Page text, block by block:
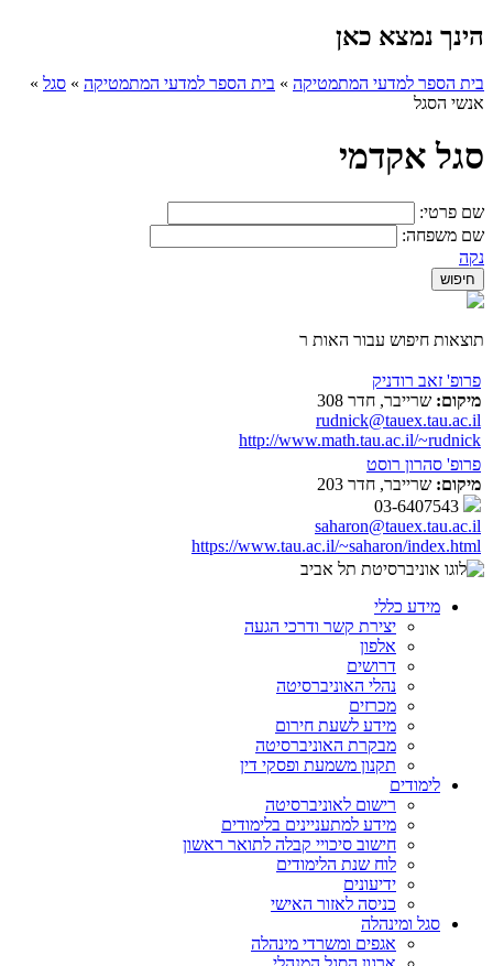
הינך נמצא כאן
בית הספר למדעי המתמטיקה » בית הספר למדעי המתמטיקה » סגל »
אנשי הסגל
סגל אקדמי
שם פרטי:
שם משפחה:
נקה
תוצאות חיפוש עבור האות ר
פרופ' זאב רודניק
מיקום: שרייבר, חדר 308
rudnick@tauex.tau.ac.il
http://www.math.tau.ac.il/~rudnick
פרופ' סהרון רוסט
מיקום: שרייבר, חדר 203
saharon@tauex.tau.ac.il
https://www.tau.ac.il/~saharon/index.html
מידע כללי
יצירת קשר ודרכי הגעה
אלפון
דרושים
נהלי האוניברסיטה
מכרזים
מידע לשעת חירום
מבקרת האוניברסיטה
תקנון משמעת ופסקי דין
לימודים
רישום לאוניברסיטה
מידע למתעניינים בלימודים
חישוב סיכויי קבלה לתואר ראשון
לוח שנת הלימודים
ידיעונים
כניסה לאזור האישי
סגל ומינהלה
אגפים ומשרדי מינהלה